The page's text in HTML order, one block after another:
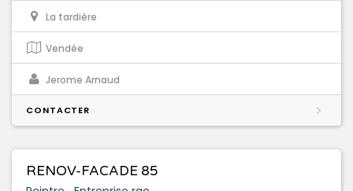
La tardière
Vendée
Jerome Arnaud
CONTACTER
RENOV-FACADE 85